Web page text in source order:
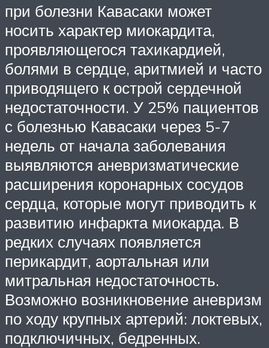
при болезни Кавасаки может
носить характер миокардита,
проявляющегося тахикардией,
болями в сердце, аритмией и часто
приводящего к острой сердечной
недостаточности. У 25% пациентов
с болезнью Кавасаки через 5-7
недель от начала заболевания
выявляются аневризматические
расширения коронарных сосудов
сердца, которые могут приводить к
развитию инфаркта миокарда. В
редких случаях появляется
перикардит, аортальная или
митральная недостаточность.
Возможно возникновение аневризм
по ходу крупных артерий: локтевых,
подключичных, бедренных.